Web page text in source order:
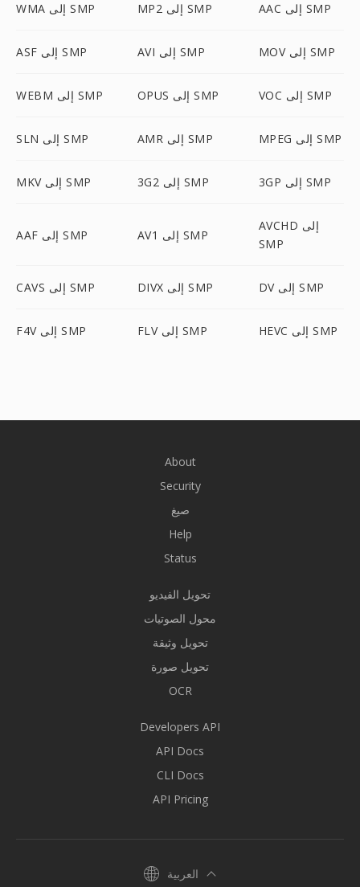
WMA إلى SMP MP2 إلى SMP AAC إلى SMP
ASF إلى SMP AVI إلى SMP MOV إلى SMP
WEBM إلى SMP OPUS إلى SMP VOC إلى SMP
SLN إلى SMP AMR إلى SMP MPEG إلى SMP
MKV إلى SMP 3G2 إلى SMP 3GP إلى SMP
AAF إلى SMP AV1 إلى SMP
AVCHD إلى
SMP
CAVS إلى SMP DIVX إلى SMP DV إلى SMP
F4V إلى SMP FLV إلى SMP HEVC إلى SMP
About
Security
صيغ
Help
Status
تحويل الفيديو
محول الصوتيات
تحويل وثيقة
تحويل صورة
OCR
Developers API
API Docs
CLI Docs
API Pricing
العربية